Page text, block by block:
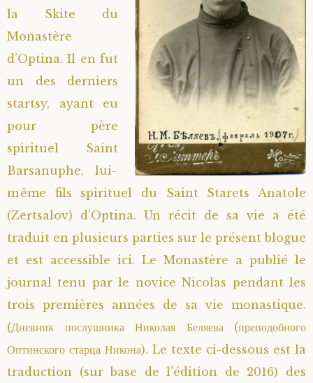
Saint Hilarion (Troïtski)
Saint Jean de Kronstadt
Saint Laurent de Tchernigov
Saint Nikon d’Optina
Saint Seraphim de Sarov
Saint Seraphim de Vyritsa
Saint Serge de Radonège
Saint Siméon (Jelnine)
Saint Sophrony l’Athonite
Sainte Xenia
Métropolite Zénobe (Majouga)
Archimandrite Adrien (Kirsanov)
Archimandrite Alipi (Voronov)
Archimandrite Andronique (Loukach)
Archimandrite Athénogène (Agapov)
Higoumène Boris (Kramtsov)
Bienheureuses et Staritsas
Bienheureuse Lioubouchka
Bienheureuse Maria Ivanovna
Staritsa Marie Makovkine
Natalia de Vyritsa
Geronda Grigorios de Dochiariou
Archimandrite Hippolyte (Khaline)
Archimandrite Lazare (Abachidzé)
Geronda Arsenios le Spiléote
Famille spirituelle
Portraits
la Skite du
Monastère
d’Optina. Il en fut
un des derniers
startsy, ayant eu
pour père
spirituel Saint
Barsanuphe, lui-
même fils spirituel du Saint Starets Anatole
(Zertsalov) d’Optina. Un récit de sa vie a été
traduit en plusieurs parties sur le présent blogue
et est accessible ici. Le Monastère a publié le
journal tenu par le novice Nicolas pendant les
trois premières années de sa vie monastique.
(Дневник послушника Николая Беляева (преподобного
Оптинского старца Никона). Le texte ci-dessous est la
traduction (sur base de l’édition de 2016) des